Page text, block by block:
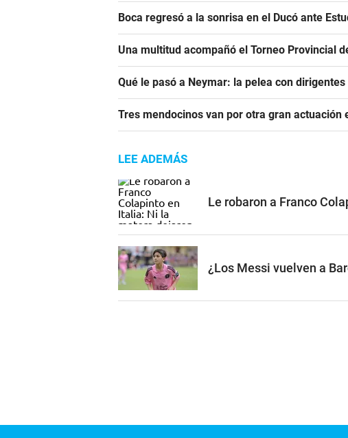
Boca regresó a la sonrisa en el Ducó ante
Una multitud acompañó el Torneo Provincial
Qué le pasó a Neymar: la pelea con
Tres mendocinos van por otra gran
LEE ADEMÁS
Le robaron a Franco
¿Los Messi vuelven a